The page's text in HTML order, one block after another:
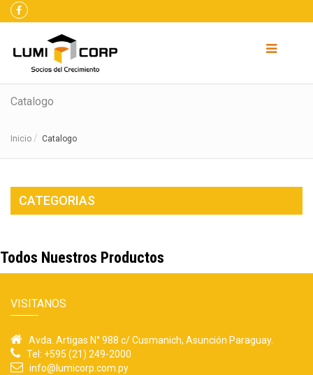
Catalogo
Inicio Catalogo
CATEGORIAS
Todos Nuestros Productos
VISITANOS
Avda. Artigas N° 988 c/ Cusmanich, Asunción Paraguay.
Tel: +595 (21) 249-2000
info@lumicorp.com.py